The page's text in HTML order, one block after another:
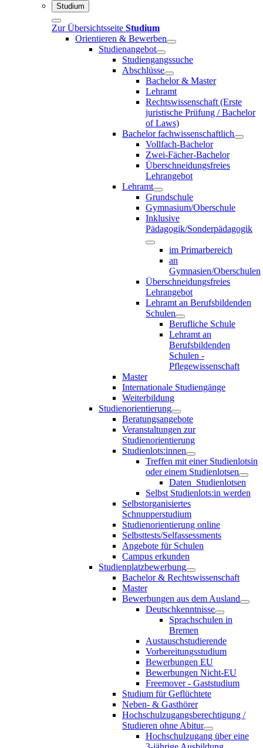
Studium
Zur Übersichtsseite Studium
Orientieren & Bewerben
Studienangebot
Studiengangssuche
Abschlüsse
Bachelor & Master
Lehramt
Rechtswissenschaft (Erste
juristische Prüfung / Bachelor
of Laws)
Bachelor fachwissenschaftlich
Vollfach-Bachelor
Zwei-Fächer-Bachelor
Überschneidungsfreies
Lehrangebot
Lehramt
Grundschule
Gymnasium/Oberschule
Inklusive
Pädagogik/Sonderpädagogik
im Primarbereich
an
Gymnasien/Oberschulen
Überschneidungsfreies
Lehrangebot
Lehramt an Berufsbildenden
Schulen
Berufliche Schule
Lehramt an
Berufsbildenden
Schulen -
Pflegewissenschaft
Master
Internationale Studiengänge
Weiterbildung
Studienorientierung
Beratungsangebote
Veranstaltungen zur
Studienorientierung
Studienlots:innen
Treffen mit einer Studienlotsin
oder einem Studienlotsen
Daten_Studienlotsen
Selbst Studienlots:in werden
Selbstorganisiertes
Schnupperstudium
Studienorientierung online
Selbsttests/Selfassessments
Angebote für Schulen
Campus erkunden
Studienplatzbewerbung
Bachelor & Rechtswissenschaft
Master
Bewerbungen aus dem Ausland
Deutschkenntnisse
Sprachschulen in
Bremen
Austauschstudierende
Vorbereitungsstudium
Bewerbungen EU
Bewerbungen Nicht-EU
Freemover - Gaststudium
Studium für Geflüchtete
Neben- & Gasthörer
Hochschulzugangsberechtigung /
Studieren ohne Abitur
Hochschulzugang über eine